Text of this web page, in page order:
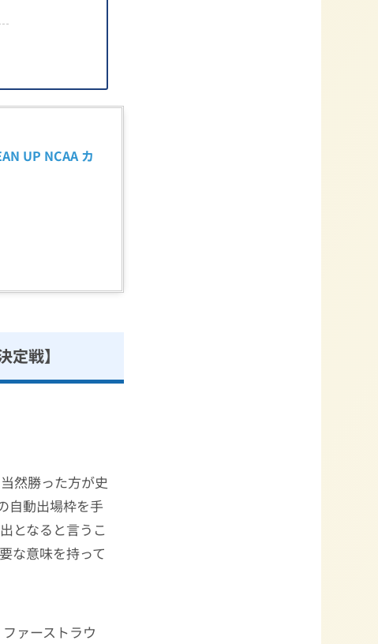
UP NCAA カ
戦】
然勝った方が史
自動出場枠を手
となると言うこ
な意味を持って
ァーストラウ